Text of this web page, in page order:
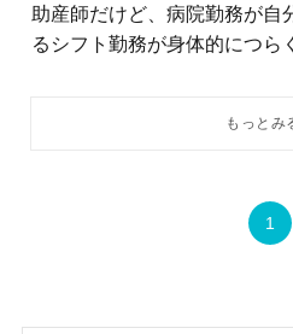
助産師だけど、病院勤務が自
るシフト勤務が身体的につら
1